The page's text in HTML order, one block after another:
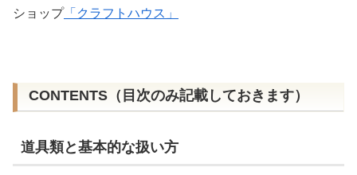
ショップ「クラフトハウス」
CONTENTS（目次のみ記載しておきます）
道具類と基本的な扱い方